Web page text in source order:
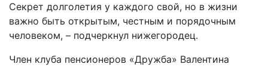
Секрет долголетия у каждого свой, но в жизни
важно быть открытым, честным и порядочным
человеком, – подчеркнул нижегородец.
Член клуба пенсионеров «Дружба» Валентина